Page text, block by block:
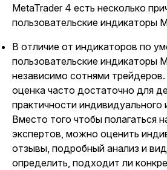
MetaTrader 4 есть несколько
пользовательские индикаторы
В отличие от индикаторов по
пользовательские индикаторы
независимо сотнями
оценка часто достаточно для
практичности индивидуального
Вместо того чтобы полагаться
экспертов, можно оценить
отзывы, подробный анализ и
определить, подходит ли